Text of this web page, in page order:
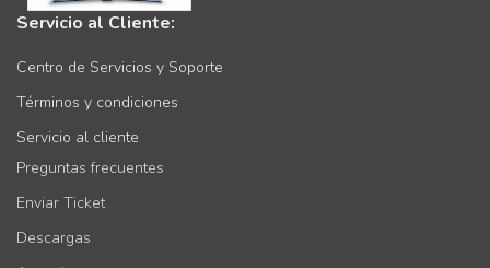
Servicio al Cliente:
Centro de Servicios y Soporte
Términos y condiciones
Servicio al cliente
Preguntas frecuentes
Enviar Ticket
Descargas